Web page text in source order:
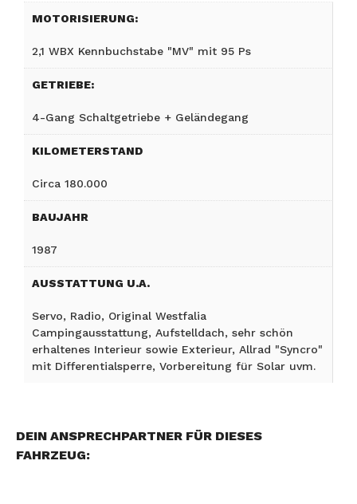
MOTORISIERUNG:
2,1 WBX Kennbuchstabe "MV" mit 95 Ps
GETRIEBE:
4-Gang Schaltgetriebe + Geländegang
KILOMETERSTAND
Circa 180.000
BAUJAHR
1987
AUSSTATTUNG U.A.
Servo, Radio, Original Westfalia
Campingausstattung, Aufstelldach, sehr schön
erhaltenes Interieur sowie Exterieur, Allrad "Syncro"
mit Differentialsperre, Vorbereitung für Solar uvm.
DEIN ANSPRECHPARTNER FÜR DIESES
FAHRZEUG: